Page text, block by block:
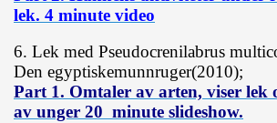
lek. 4 minute video
6. Lek med Pseudocrenilabrus
Den egyptiskemunnruger(2010);
Part 1. Omtaler av arten, viser lek
av unger 20 minute slideshow.